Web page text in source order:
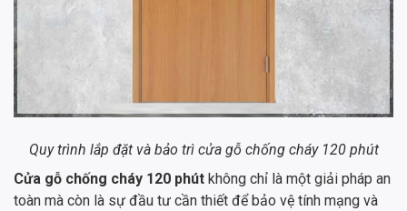
Quy trình lắp đặt và bảo trì cửa gỗ chống cháy 120 phút
Cửa gỗ chống cháy 120 phút không chỉ là một giải pháp an
toàn mà còn là sự đầu tư cần thiết để bảo vệ tính mạng và